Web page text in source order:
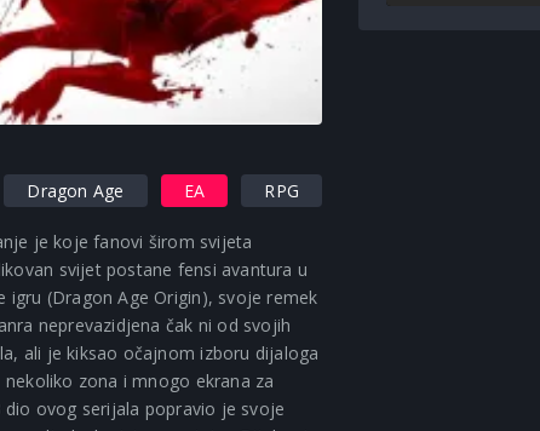
Dragon Age EA RPG
je koje fanovi širom svijeta
svijet postane fensi avantura u
(Dragon Age Origin), svoje remek
neprevazidjena čak ni od svojih
ali je kiksao očajnom izboru dijaloga
zona i mnogo ekrana za
ovog serijala popravio je svoje